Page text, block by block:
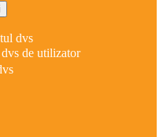
dvs
de utilizator